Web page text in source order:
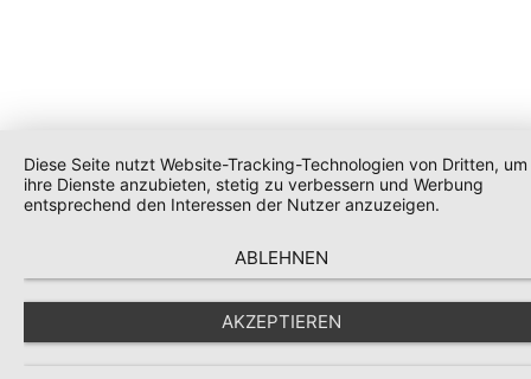
Diese Seite nutzt Website-Tracking-Technologien von Dritten, um
ihre Dienste anzubieten, stetig zu verbessern und Werbung
entsprechend den Interessen der Nutzer anzuzeigen.
ABLEHNEN
AKZEPTIEREN